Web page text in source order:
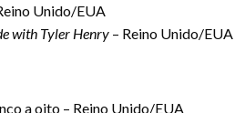
Unido/EUA
with Tyler Henry – Reino Unido/EUA
a oito – Reino Unido/EUA